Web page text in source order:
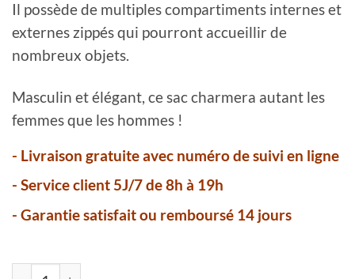
Il possède de multiples compartiments internes et
externes zippés qui pourront accueillir de
nombreux objets.
Masculin et élégant, ce sac charmera autant les
femmes que les hommes !
- Livraison gratuite avec numéro de suivi en ligne
- Service client 5J/7 de 8h à 19h
- Garantie satisfait ou remboursé 14 jours
quantité de Sac bandoulière homme en cuir